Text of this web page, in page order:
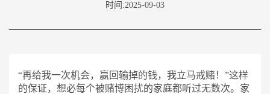
时间:2025-09-03
“再给我一次机会，赢回输掉的钱，我立马戒赌！”这样
的保证，想必每个被赌博困扰的家庭都听过无数次。家